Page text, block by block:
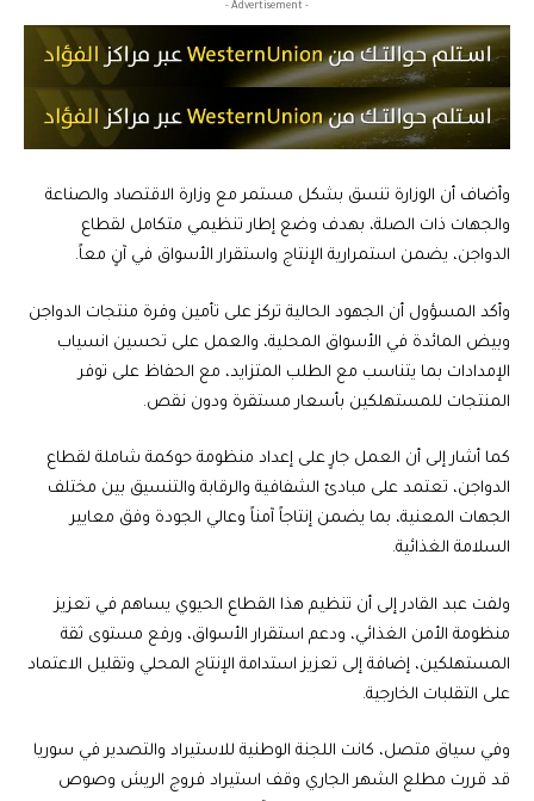
- Advertisement -
وأضاف أن الوزارة تنسق بشكل مستمر مع وزارة الاقتصاد والصناعة
والجهات ذات الصلة، بهدف وضع إطار تنظيمي متكامل لقطاع
الدواجن، يضمن استمرارية الإنتاج واستقرار الأسواق في آنٍ معاً.
وأكد المسؤول أن الجهود الحالية تركز على تأمين وفرة منتجات الدواجن
وبيض المائدة في الأسواق المحلية، والعمل على تحسين انسياب
الإمدادات بما يتناسب مع الطلب المتزايد، مع الحفاظ على توفر
المنتجات للمستهلكين بأسعار مستقرة ودون نقص.
كما أشار إلى أن العمل جارٍ على إعداد منظومة حوكمة شاملة لقطاع
الدواجن، تعتمد على مبادئ الشفافية والرقابة والتنسيق بين مختلف
الجهات المعنية، بما يضمن إنتاجاً آمناً وعالي الجودة وفق معايير
السلامة الغذائية.
ولفت عبد القادر إلى أن تنظيم هذا القطاع الحيوي يساهم في تعزيز
منظومة الأمن الغذائي، ودعم استقرار الأسواق، ورفع مستوى ثقة
المستهلكين، إضافة إلى تعزيز استدامة الإنتاج المحلي وتقليل الاعتماد
على التقلبات الخارجية.
وفي سياق متصل، كانت اللجنة الوطنية للاستيراد والتصدير في سوريا
قد قررت مطلع الشهر الجاري وقف استيراد فروج الريش وصوص